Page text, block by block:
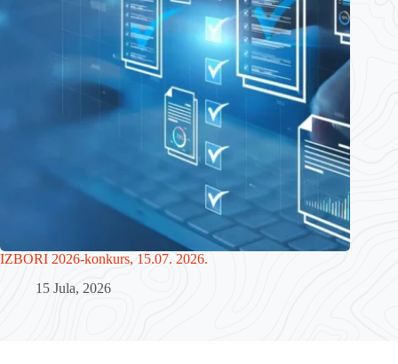
IZBORI 2026-konkurs, 15.07. 2026.
15 Jula, 2026